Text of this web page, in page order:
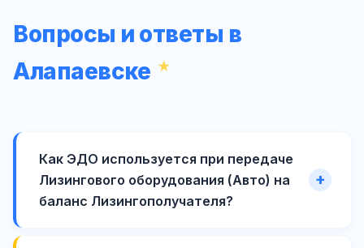
Вопросы и ответы в
Алапаевске
Как ЭДО используется при передаче
Лизингового оборудования (Авто) на
баланс Лизингополучателя?